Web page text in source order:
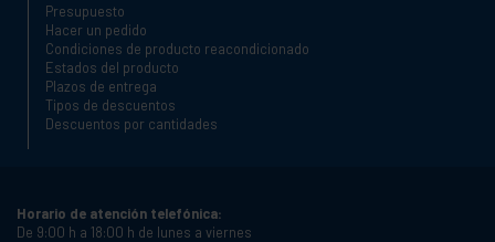
Presupuesto
Hacer un pedido
Condiciones de producto reacondicionado
Estados del producto
Plazos de entrega
Tipos de descuentos
Descuentos por cantidades
Horario de atención telefónica:
De 9:00 h a 18:00 h de lunes a viernes